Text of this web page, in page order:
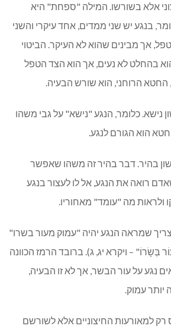
אלא בשורשו. המילה "ספחת" היא
בנגע יש שני ממדים, אחד עיקרי והשני
אך מבינים שהוא לא העיקר. הביטוי
הוא בהחלט לא נעים, אך הוא הצד הטפל
החטא הרוחני, הוא שורש הבעיה.
נישא. כלומר, הנגע "נישא" על גבי משהו
הוא הגורם לנגע.
בהיר. דבר בהיר זה משהו שאפשר
רואה את הנגע, אל לו לעצור בנגע
ולראות מה "עומד" מאחוריו.
שמראה הנגע יהיה "עמוק מעור בשרו"
בְּשָׂרוֹ" – ויקרא יג, ג). ברובד הרמז הכוונה
נגע על עור הבשר, אך לא זו הבעיה,
עמוק.
למאורעות החיצוניים אלא לשורשם